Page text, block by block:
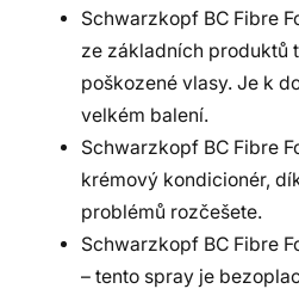
Schwarzkopf BC Fibre
ze základních produktů
poškozené vlasy. Je k
velkém balení.
Schwarzkopf BC Fibre
krémový kondicionér,
problémů rozčešete.
Schwarzkopf BC Fibre
– tento spray je